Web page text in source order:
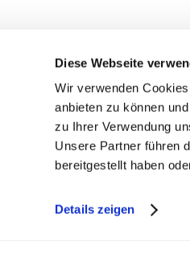
Diese Webseite
Wir verwenden
anbieten zu können
zu Ihrer Verwendung
Unsere Partner führen
bereitgestellt haben
Details zeigen